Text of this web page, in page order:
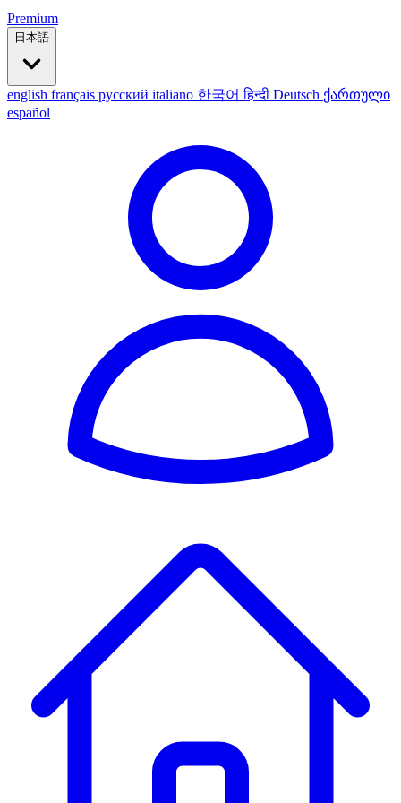
Premium
日本語
english français русский italiano 한국어हिन्दी Deutsch ქართული
español